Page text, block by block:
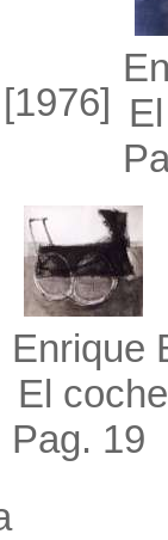
[1976]
Enrique
El
Pag. 19